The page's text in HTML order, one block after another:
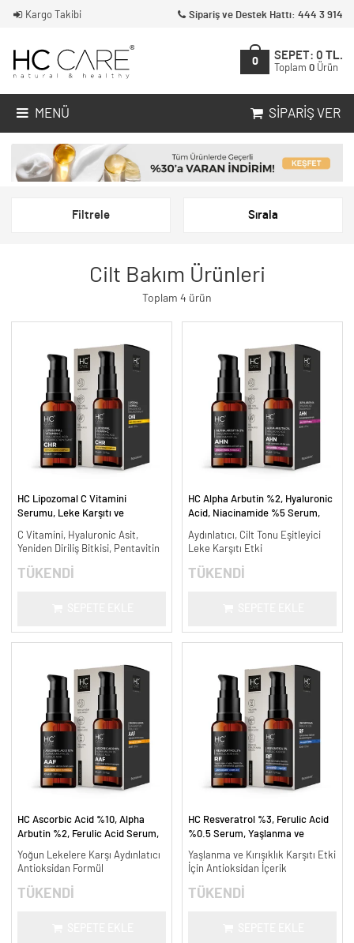
Kargo Takibi Sipariş ve Destek Hattı: 444 3 914
0
SEPET: 0 TL.
Toplam 0 Ürün
MENÜ SIPARIŞ VER
Filtrele Sırala
Cilt Bakım Ürünleri
Toplam 4 ürün
HC Lipozomal C Vitamini
Serumu, Leke Karşıtı ve
C Vitamini, Hyaluronic Asit,
Yeniden Diriliş Bitkisi, Pentavitin
TÜKENDİ
HC Alpha Arbutin %2, Hyaluronic
Acid, Niacinamide %5 Serum,
ml.
Aydınlatıcı, Cilt Tonu Eşitleyici
Leke Karşıtı Etki
TÜKENDİ
HC Ascorbic Acid %10, Alpha
Arbutin %2, Ferulic Acid Serum,
ml.
Yoğun Lekelere Karşı Aydınlatıcı
Antioksidan Formül
TÜKENDİ
HC Resveratrol %3, Ferulic Acid
%0.5 Serum, Yaşlanma ve
Yaşlanma ve Kırışıklık Karşıtı Etki
İçin Antioksidan İçerik
TÜKENDİ